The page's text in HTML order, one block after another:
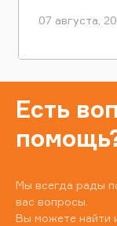
07 августа,
Есть
Мы всегда рады
вас вопросы.
Вы можете найти